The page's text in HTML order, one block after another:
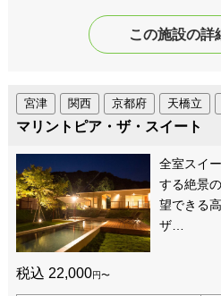
この施設の詳
宮津 関西 京都府 天橋立
マリントピア・ザ・スイート
全室スイ
する絶景
望できる
ザ…
税込 22,000円〜